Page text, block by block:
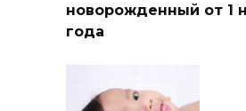
новорожденный от 1
года